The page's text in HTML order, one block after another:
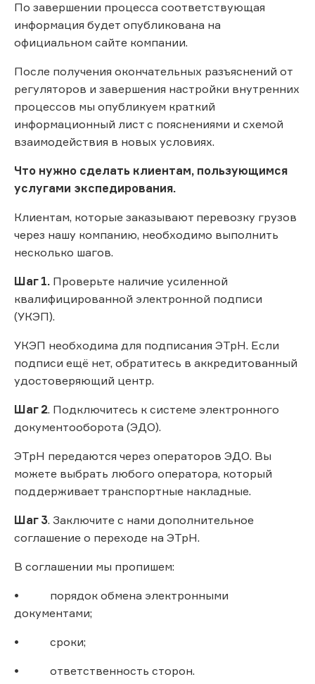
По завершении процесса соответствующая
информация будет опубликована на
официальном сайте компании.
После получения окончательных разъяснений от
регуляторов и завершения настройки внутренних
процессов мы опубликуем краткий
информационный лист с пояснениями и схемой
взаимодействия в новых условиях.
Что нужно сделать клиентам, пользующимся
услугами экспедирования.
Клиентам, которые заказывают перевозку грузов
через нашу компанию, необходимо выполнить
несколько шагов.
Шаг 1. Проверьте наличие усиленной
квалифицированной электронной подписи
(УКЭП).
УКЭП необходима для подписания ЭТрН. Если
подписи ещё нет, обратитесь в аккредитованный
удостоверяющий центр.
Шаг 2. Подключитесь к системе электронного
документооборота (ЭДО).
ЭТрН передаются через операторов ЭДО. Вы
можете выбрать любого оператора, который
поддерживает транспортные накладные.
Шаг 3. Заключите с нами дополнительное
соглашение о переходе на ЭТрН.
В соглашении мы пропишем:
• порядок обмена электронными
документами;
• сроки;
• ответственность сторон.